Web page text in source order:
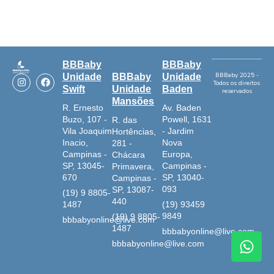
W
h
a
I
n
s
F
a
c
BBBaby
Unidade
Swift
R. Ernesto
Buzo, 107 -
Vila Joaquim
Inacio,
Campinas -
SP, 13045-
670
(19) 9 8805-
1487
bbbabyonline@live.com
BBBaby
Unidade
Mansões
R. das
Hortências,
281 -
Chácara
Primavera,
Campinas -
SP, 13087-
440
(19) 9 8805-
1487
bbbabyonline@live.com
BBBaby
Unidade
Baden
Av. Baden
Powell, 1631
- Jardim
Nova
Europa,
Campinas -
SP, 13040-
093
(19) 93459
9849
bbbabyonline@live.com
BBBaby 2025 -
Todos os direitos
reservados